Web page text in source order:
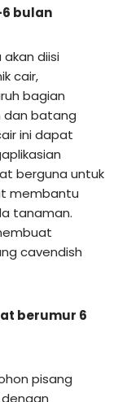
bulan
diisi
cair,
bagian
batang
ini dapat
berguna untuk
membantu
tanaman.
cavendish
berumur 6
pisang